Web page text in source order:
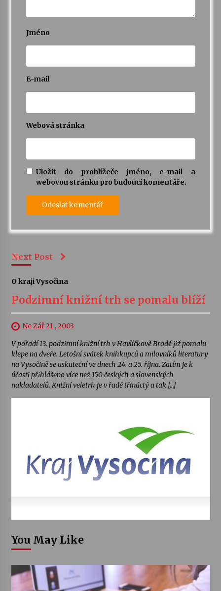
Jméno
E-mail
Webová stránka
Uložit do prohlížeče jméno, e-mail a
webovou stránku pro budoucí komentáře.
Next Post
O kraji Vysočina
Podzimní knižní trh se pomalu blíží
Ne Zář 21 , 2003
V pořadí 13. podzimní knižní trh v Havlíčkově Brodě již pomalu
klepe na dveře. Letošní svátek knihkupců a milovníků literatury
na Vysočině se uskuteční ve dnech 24. a 25. října. Zatím je k
účasti přihlášeno více než 150 českých a slovenských
nakladatelů. Knižní veletrh je v řadě třináctý a tak […]
You May Like